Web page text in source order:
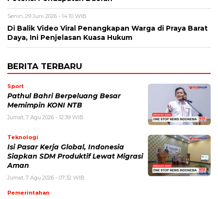
Senin, 29 Juni 2026 - 14:10 WIB
Di Balik Video Viral Penangkapan Warga di Praya Barat
Daya, Ini Penjelasan Kuasa Hukum
BERITA TERBARU
Sport
Pathul Bahri Berpeluang Besar
Memimpin KONI NTB
Jumat, 7 Agu 2026 - 12:39 WIB
Teknologi
​Isi Pasar Kerja Global, Indonesia
Siapkan SDM Produktif Lewat Migrasi
Aman
Jumat, 7 Agu 2026 - 07:32 WIB
Pemerintahan